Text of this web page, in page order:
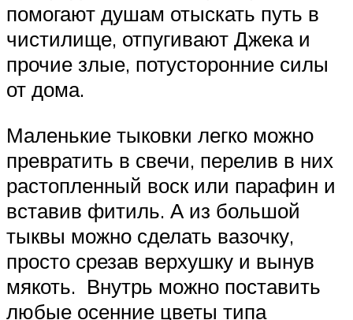
помогают душам отыскать путь в
чистилище, отпугивают Джека и
прочие злые, потусторонние силы
от дома.
Маленькие тыковки легко можно
превратить в свечи, перелив в них
растопленный воск или парафин и
вставив фитиль. А из большой
тыквы можно сделать вазочку,
просто срезав верхушку и вынув
мякоть. Внутрь можно поставить
любые осенние цветы типа